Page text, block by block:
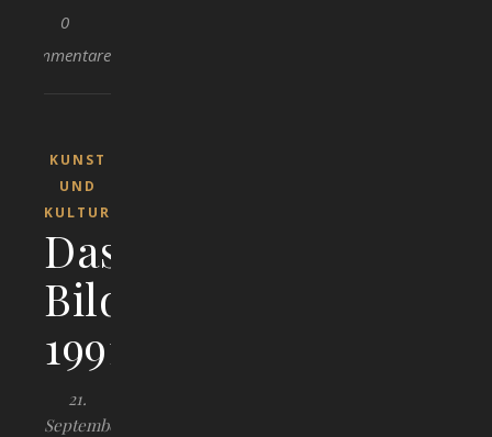
0
Kommentare
KUNST
UND
KULTUR
Das
Bildhauersymposion
1991
21.
September